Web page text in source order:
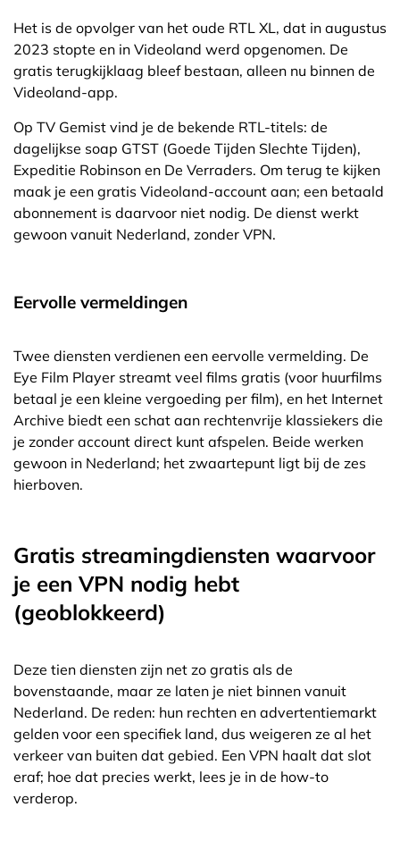
Het is de opvolger van het oude RTL XL, dat in augustus
2023 stopte en in Videoland werd opgenomen. De
gratis terugkijklaag bleef bestaan, alleen nu binnen de
Videoland-app.
Op TV Gemist vind je de bekende RTL-titels: de
dagelijkse soap GTST (Goede Tijden Slechte Tijden),
Expeditie Robinson en De Verraders. Om terug te kijken
maak je een gratis Videoland-account aan; een betaald
abonnement is daarvoor niet nodig. De dienst werkt
gewoon vanuit Nederland, zonder VPN.
Eervolle vermeldingen
Twee diensten verdienen een eervolle vermelding. De
Eye Film Player streamt veel films gratis (voor huurfilms
betaal je een kleine vergoeding per film), en het Internet
Archive biedt een schat aan rechtenvrije klassiekers die
je zonder account direct kunt afspelen. Beide werken
gewoon in Nederland; het zwaartepunt ligt bij de zes
hierboven.
Gratis streamingdiensten waarvoor
je een VPN nodig hebt
(geoblokkeerd)
Deze tien diensten zijn net zo gratis als de
bovenstaande, maar ze laten je niet binnen vanuit
Nederland. De reden: hun rechten en advertentiemarkt
gelden voor een specifiek land, dus weigeren ze al het
verkeer van buiten dat gebied. Een VPN haalt dat slot
eraf; hoe dat precies werkt, lees je in de how-to
verderop.